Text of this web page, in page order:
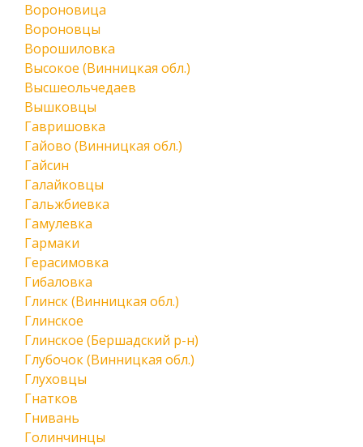
Вороновица
Вороновцы
Ворошиловка
Высокое (Винницкая обл.)
Высшеольчедаев
Вышковцы
Гавришовка
Гайово (Винницкая обл.)
Гайсин
Галайковцы
Гальжбиевка
Гамулевка
Гармаки
Герасимовка
Гибаловка
Глинск (Винницкая обл.)
Глинское
Глинское (Бершадский р-н)
Глубочок (Винницкая обл.)
Глуховцы
Гнатков
Гнивань
Голинчинцы